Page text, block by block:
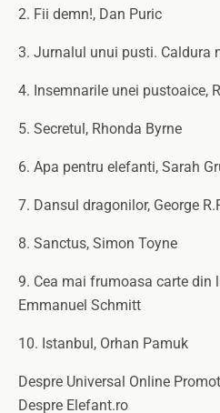
2. Fii demn!, Dan Puric
3. Jurnalul unui pusti. Caldura
4. Insemnarile unei pustoaice,
5. Secretul, Rhonda Byrne
6. Apa pentru elefanti, Sarah
7. Dansul dragonilor, George
8. Sanctus, Simon Toyne
9. Cea mai frumoasa carte din
Emmanuel Schmitt
10. Istanbul, Orhan Pamuk
Despre Universal Online
Despre Elefant.ro